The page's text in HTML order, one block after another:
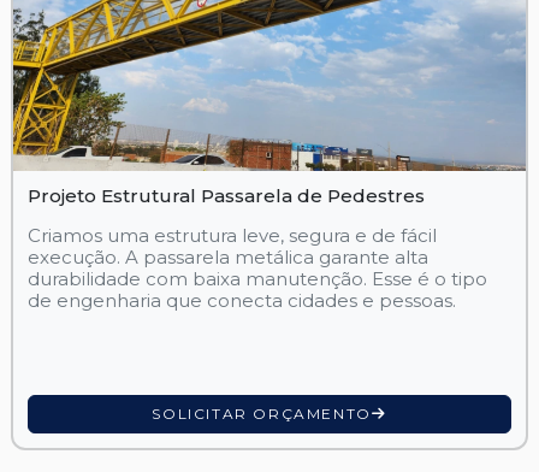
Projeto Estrutural Passarela de Pedestres
Criamos uma estrutura leve, segura e de fácil
execução. A passarela metálica garante alta
durabilidade com baixa manutenção. Esse é o tipo
de engenharia que conecta cidades e pessoas.
SOLICITAR ORÇAMENTO